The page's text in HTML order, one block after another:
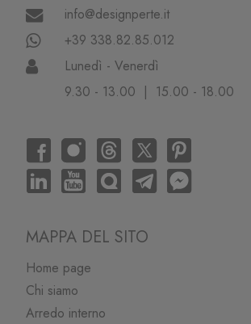
info@designperte.it
+39 338.82.85.012
Lunedì - Venerdì
9.30 - 13.00 | 15.00 - 18.00
MAPPA DEL SITO
Home page
Chi siamo
Arredo interno